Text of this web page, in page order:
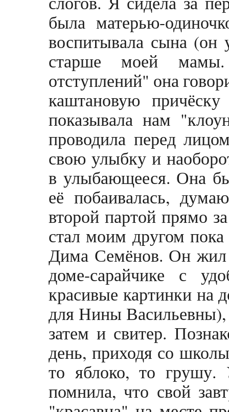
была матерью-
воспитывала сына
старше моей
отступлений" она
каштановую
показывала нам
проводила перед
свою улыбку и
в улыбающееся. Она
её побаивалась,
второй партой прямо
стал моим другом
Дима Семёнов. Он жил
доме-сарайчике с
красивые картинки на
для Нины Васильевны),
затем и свитер.
день, приходя со
то яблоко, то грушу.
помнила, что свой